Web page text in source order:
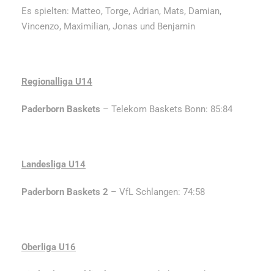
Es spielten: Matteo, Torge, Adrian, Mats, Damian,
Vincenzo, Maximilian, Jonas und Benjamin
Regionalliga U14
Paderborn Baskets – Telekom Baskets Bonn: 85:84
Landesliga U14
Paderborn Baskets 2 – VfL Schlangen: 74:58
Oberliga U16